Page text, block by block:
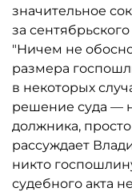
значительное
за
"Ничем не
размера
в некоторых
решение суда —
должника,
рассуждает
никто
судебного акта